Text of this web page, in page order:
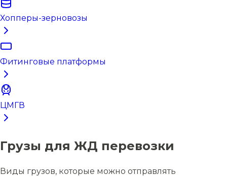
Хопперы-зерновозы
Фитинговые платформы
ЦМГВ
Грузы для ЖД перевозки
Виды грузов, которые можно отправлять